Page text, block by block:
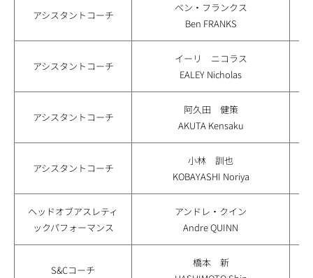
アシスタントコーチ
ベン・フランクス
Ben FRANKS
アシスタントコーチ
イーリ ニコラス
EALEY Nicholas
アシスタントコーチ
阿久田 健策
AKUTA Kensaku
アシスタントコーチ
小林 訓也
KOBAYASHI Noriya
ヘッドオブアスレティ
ックパフォーマンス
アンドレ・クイン
Andre QUINN
S&Cコーチ
橋本 新